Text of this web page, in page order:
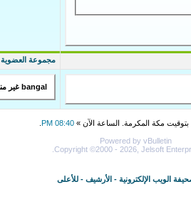
مجموعة العضوية
bangal غير منتسب إلى أي مجموعة عامة
بتوقيت مكة المكرمة. الساعة الآن » 08:40 PM
Powered by vBulletin
Copyright ©2000 - 2026, Jelsoft
الويب الإلكترونية - الأرشيف - للأعلى